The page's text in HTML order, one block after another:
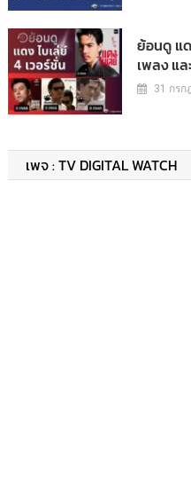
ย้อนดู แ
เพลง แ
31 กรก
เพจ : TV DIGITAL WATCH